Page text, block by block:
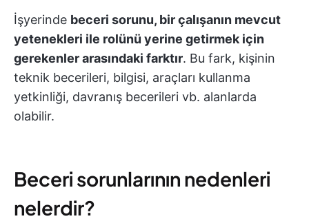
İşyerinde beceri sorunu, bir çalışanın mevcut
yetenekleri ile rolünü yerine getirmek için
gerekenler arasındaki farktır. Bu fark, kişinin
teknik becerileri, bilgisi, araçları kullanma
yetkinliği, davranış becerileri vb. alanlarda
olabilir.
Beceri sorunlarının nedenleri
nelerdir?